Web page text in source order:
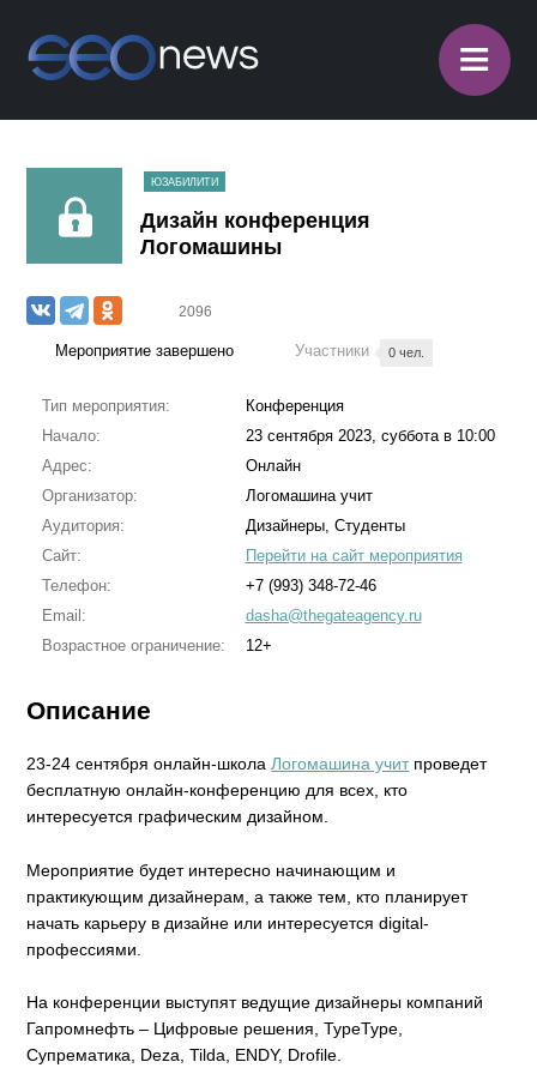
≡
ЮЗАБИЛИТИ
Дизайн конференция
Логомашины
2096
Мероприятие завершено Участники 0 чел.
Тип мероприятия:
Конференция
Начало:
23 сентября 2023, суббота в 10:00
Адрес:
Онлайн
Организатор:
Логомашина учит
Аудитория:
Дизайнеры, Студенты
Сайт:
Перейти на сайт мероприятия
Телефон:
+7 (993) 348-72-46
Email:
dasha@thegateagency.ru
Возрастное ограничение:
12+
Описание
23-24 сентября онлайн-школаЛогомашина учитпроведет
бесплатную онлайн-конференцию для всех, кто
интересуется графическим дизайном.
Мероприятие будет интересно начинающим и
практикующим дизайнерам, а также тем, кто планирует
начать карьеру в дизайне или интересуется digital-
профессиями.
На конференции выступят ведущие дизайнеры компаний
Гапромнефть – Цифровые решения, TypeType,
Супрематика, Deza, Tilda, ENDY, Drofile.